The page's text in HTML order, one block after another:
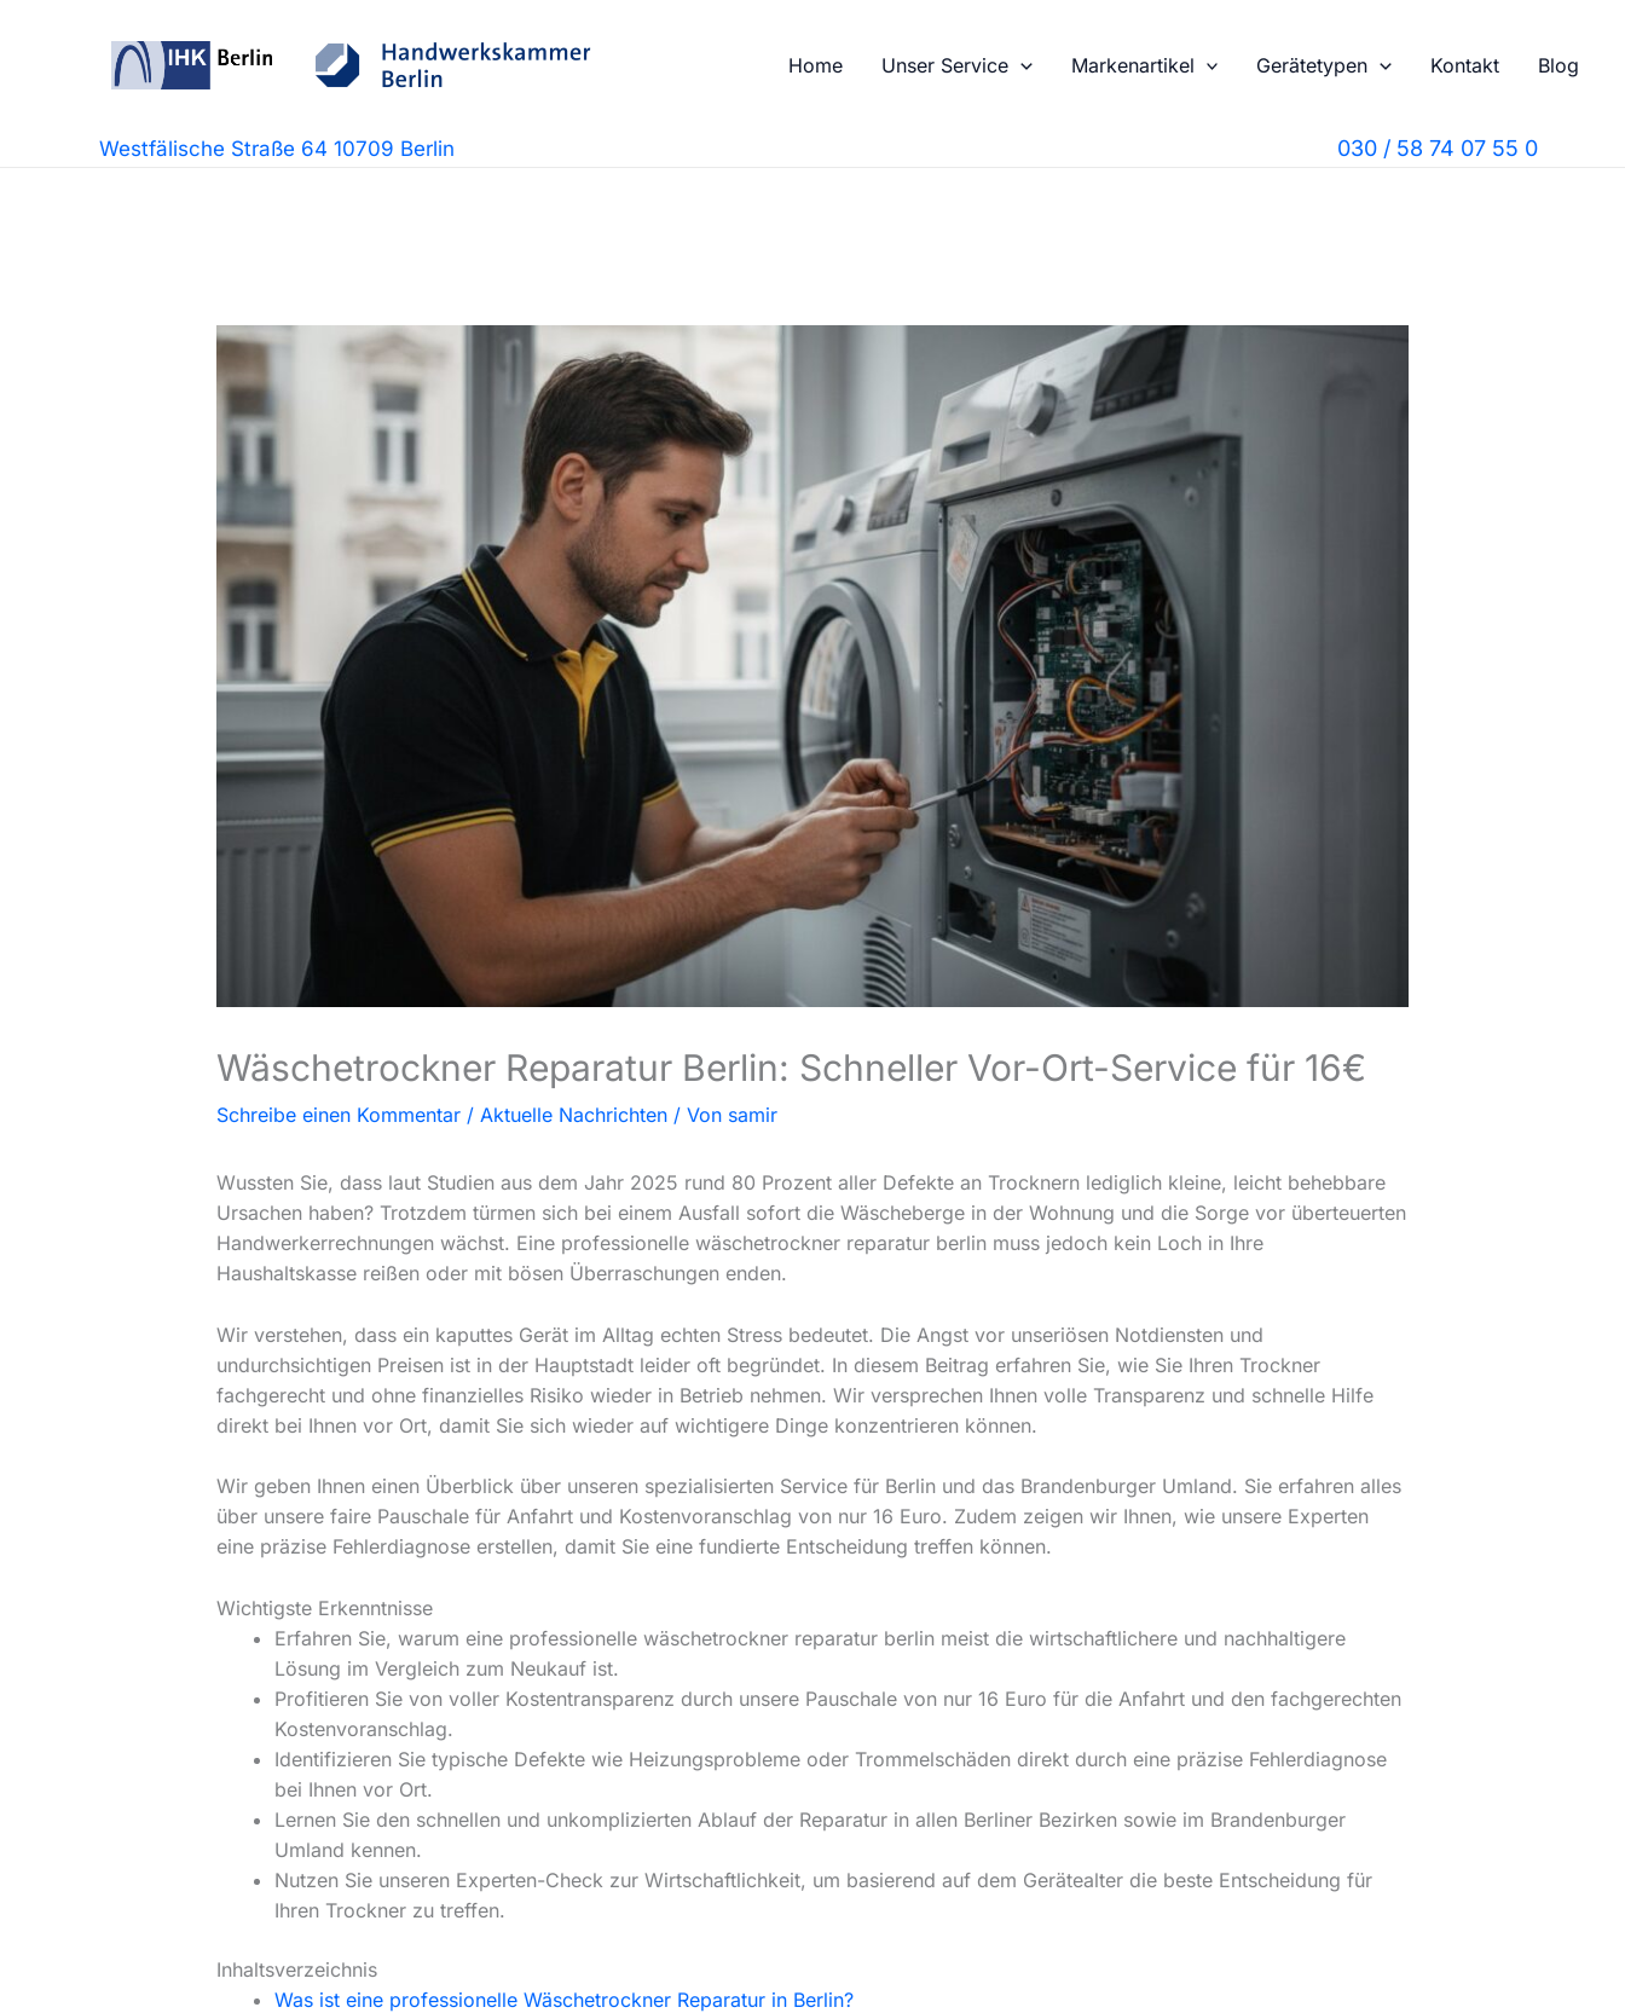
Home Unser Service Markenartikel Gerätetypen Kontakt Blog
Westfälische Straße 64 10709 Berlin 030 / 58 74 07 55 0
Wäschetrockner Reparatur Berlin: Schneller Vor-Ort-Service für 16€
Schreibe einen Kommentar / Aktuelle Nachrichten/ Von samir
Wussten Sie, dass laut Studien aus dem Jahr 2025 rund 80 Prozent aller Defekte an Trocknern lediglich kleine, leicht behebbare
Ursachen haben? Trotzdem türmen sich bei einem Ausfall sofort die Wäscheberge in der Wohnung und die Sorge vor überteuerten
Handwerkerrechnungen wächst. Eine professionelle wäschetrockner reparatur berlin muss jedoch kein Loch in Ihre
Haushaltskasse reißen oder mit bösen Überraschungen enden.
Wir verstehen, dass ein kaputtes Gerät im Alltag echten Stress bedeutet. Die Angst vor unseriösen Notdiensten und
undurchsichtigen Preisen ist in der Hauptstadt leider oft begründet. In diesem Beitrag erfahren Sie, wie Sie Ihren Trockner
fachgerecht und ohne finanzielles Risiko wieder in Betrieb nehmen. Wir versprechen Ihnen volle Transparenz und schnelle Hilfe
direkt bei Ihnen vor Ort, damit Sie sich wieder auf wichtigere Dinge konzentrieren können.
Wir geben Ihnen einen Überblick über unseren spezialisierten Service für Berlin und das Brandenburger Umland. Sie erfahren alles
über unsere faire Pauschale für Anfahrt und Kostenvoranschlag von nur 16 Euro. Zudem zeigen wir Ihnen, wie unsere Experten
eine präzise Fehlerdiagnose erstellen, damit Sie eine fundierte Entscheidung treffen können.
Wichtigste Erkenntnisse
Erfahren Sie, warum eine professionelle wäschetrockner reparatur berlin meist die wirtschaftlichere und nachhaltigere
Lösung im Vergleich zum Neukauf ist.
Profitieren Sie von voller Kostentransparenz durch unsere Pauschale von nur 16 Euro für die Anfahrt und den fachgerechten
Kostenvoranschlag.
Identifizieren Sie typische Defekte wie Heizungsprobleme oder Trommelschäden direkt durch eine präzise Fehlerdiagnose
bei Ihnen vor Ort.
Lernen Sie den schnellen und unkomplizierten Ablauf der Reparatur in allen Berliner Bezirken sowie im Brandenburger
Umland kennen.
Nutzen Sie unseren Experten-Check zur Wirtschaftlichkeit, um basierend auf dem Gerätealter die beste Entscheidung für
Ihren Trockner zu treffen.
Inhaltsverzeichnis
Was ist eine professionelle Wäschetrockner Reparatur in Berlin?